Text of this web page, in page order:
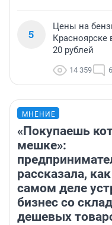
5
Цены на
Красноярске
20 рублей
14 359
МНЕНИЕ
«Покупаешь
мешке»:
рассказала,
самом деле
бизнес со
дешевых